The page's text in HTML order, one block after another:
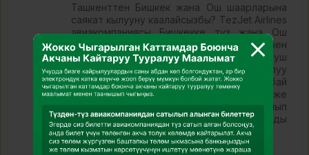
Ташкенттен Бишкек жана Ош шаарларына
саякат кылууну каалайсызбы? TezJet Airlines
авиакомпаниясы Бишкекке түз жана Ош
шаарына стыкташтыруучу каттамдар менен
ыңгайлуу жана арзан каттамдарды сунуш
кылат. Сиз Кыргызстандын динамикалуу
борборуна барасызбы, Ош шаарынын бай
тарыхы менен таанышып жатасызбы, же
аймактын кооз пейзаждарына суктанып
жатасызбы, TezJet сиздин саякатыңызды
ыңгайлуу жана стресссиз кылат.